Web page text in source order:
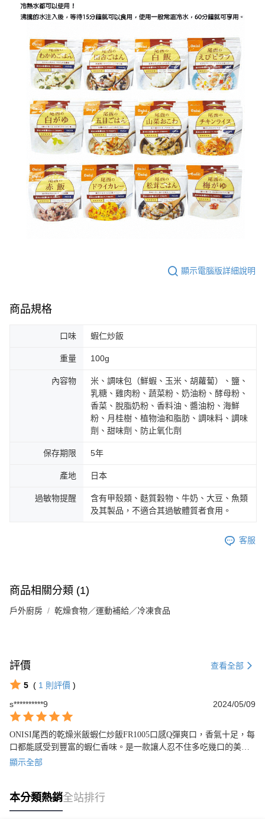
顯示電腦版詳細說明
商品規格
口味 蝦仁炒飯
重量 100g
內容物
米、調味包（鮮蝦、玉米、胡蘿蔔）、鹽、
乳糖、雞肉粉、蔬菜粉、奶油粉、酵母粉、
香菜、脫脂奶粉、香料油、醬油粉、海鮮
粉、月桂樹、植物油和脂肪、調味料、調味
劑、甜味劑、防止氧化劑
保存期限 5年
產地 日本
過敏物提醒
含有甲殼類、麩質穀物、牛奶、大豆、魚類
及其製品，不適合其過敏體質者食用。
客服
商品相關分類 (1)
戶外廚房 乾燥食物／運動補給／冷凍食品
評價 查看全部
5 ( 1 則評價 )
s**********9
2024/05/09
ONISI尾西的乾燥米飯蝦仁炒飯FR1005口感Q彈爽口，香氣十足，每
口都能感受到豐富的蝦仁香味。是一款讓人忍不住多吃幾口的美味
經典料理。值得推薦的好商品！
顯示全部
本分類熱銷全站排行